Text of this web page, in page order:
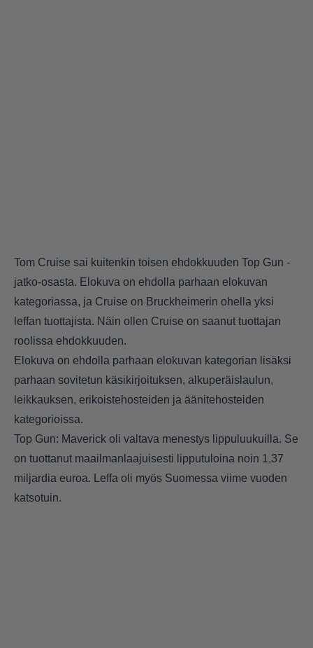
Tom Cruise sai kuitenkin toisen ehdokkuuden Top Gun -
jatko-osasta. Elokuva on ehdolla parhaan elokuvan
kategoriassa, ja Cruise on Bruckheimerin ohella yksi
leffan tuottajista. Näin ollen Cruise on saanut tuottajan
roolissa ehdokkuuden.
Elokuva on ehdolla parhaan elokuvan kategorian lisäksi
parhaan sovitetun käsikirjoituksen, alkuperäislaulun,
leikkauksen, erikoistehosteiden ja äänitehosteiden
kategorioissa.
Top Gun: Maverick oli valtava menestys lippuluukuilla. Se
on tuottanut maailmanlaajuisesti lipputuloina noin 1,37
miljardia euroa. Leffa oli myös Suomessa viime vuoden
katsotuin.